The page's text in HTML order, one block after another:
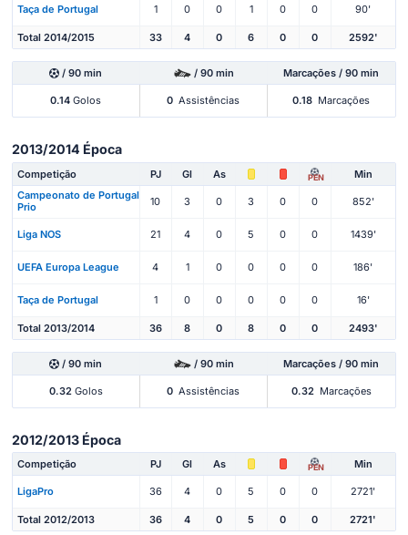
Taça de Portugal 1 0 0 1 0 0 90'
Total 2014/2015 33 4 0 6 0 0 2592'
/ 90 min / 90 min Marcações / 90 min
0.14 Golos 0 Assistências 0.18 Marcações
2013/2014 Época
Competição PJ Gl As PEN
Min
Campeonato de Portugal
Prio
10 3 0 3 0 0 852'
Liga NOS 21 4 0 5 0 0 1439'
UEFA Europa League 4 1 0 0 0 0 186'
Taça de Portugal 1 0 0 0 0 0 16'
Total 2013/2014 36 8 0 8 0 0 2493'
/ 90 min / 90 min Marcações / 90 min
0.32 Golos 0 Assistências 0.32 Marcações
2012/2013 Época
Competição PJ Gl As PEN Min
LigaPro 36 4 0 5 0 0 2721'
Total 2012/2013 36 4 0 5 0 0 2721'